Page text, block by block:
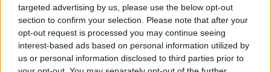
targeted advertising by us, please use the below opt-out
section to confirm your selection. Please note that after your
opt-out request is processed you may continue seeing
interest-based ads based on personal information utilized by
us or personal information disclosed to third parties prior to
Villarreal
Posible alineación : Rulli – Foyth, Albiol, Pau Torres,
Pedraza – Parejo, Capoue (Iborra), Yeremi Pino, Alberto